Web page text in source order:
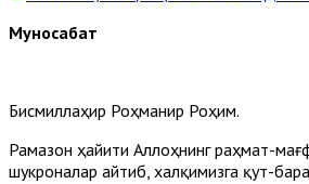
Муносабат
Бисмиллаҳир Роҳманир Роҳим.
Рамазон ҳайити Аллоҳнинг раҳмат-
шукроналар айтиб, халқимизга қут-